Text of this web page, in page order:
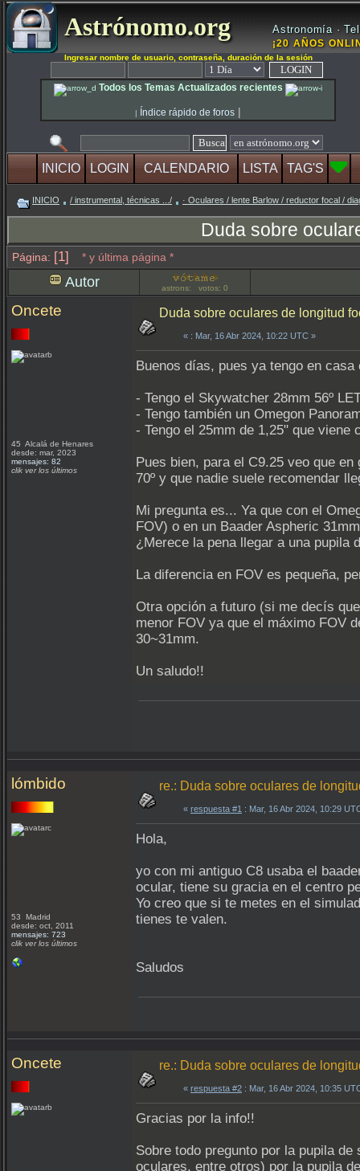
Astrónomo.org Astronomía ·
¡20 AÑOS
Ingresar nombre de usuario, contraseña, duración de la sesión
Todos los Temas Actualizados recientes
| Índice rápido de foros |
INICIO LOGIN CALENDARIO LISTA TAG'S
INICIO / instrumental, técnicas .../ · Oculares / lente Barlow / reductor focal /
Duda sobre
Página: [1] * y última página *
Autor astrons: votos: 0
Oncete
45 Alcalá de Henares
desde: mar, 2023
mensajes: 82
clik ver los últimos
Duda sobre oculares de longitud
« : Mar, 16 Abr 2024, 10:22 UTC »
Buenos días, pues ya tengo en
- Tengo el Skywatcher 28mm 56º
- Tengo también un Omegon
- Tengo el 25mm de 1,25" que viene
Pues bien, para el C9.25 veo que
70º y que nadie suele recomendar
Mi pregunta es... Ya que con el
FOV) o en un Baader Aspheric
¿Merece la pena llegar a una pupila
La diferencia en FOV es pequeña,
Otra opción a futuro (si me decís
menor FOV ya que el máximo FOV
30~31mm.
Un saludo!!
lómbido
53 Madrid
desde: oct, 2011
mensajes: 723
clik ver los últimos
re.: Duda sobre oculares de
« respuesta #1 : Mar, 16 Abr 2024, 10:29
Hola,
yo con mi antiguo C8 usaba el
ocular, tiene su gracia en el centro
Yo creo que si te metes en el
tienes te valen.
Saludos
Oncete re.: Duda sobre oculares de
« respuesta #2 : Mar, 16 Abr 2024, 10:35
Gracias por la info!!
Sobre todo pregunto por la pupila
oculares, entre otros) por la pupila